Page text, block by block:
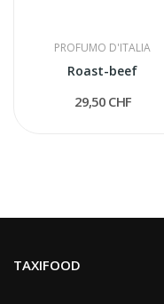
PROFUMO D'ITALIA
Roast-beef
29,50 CHF
TAXIFOOD